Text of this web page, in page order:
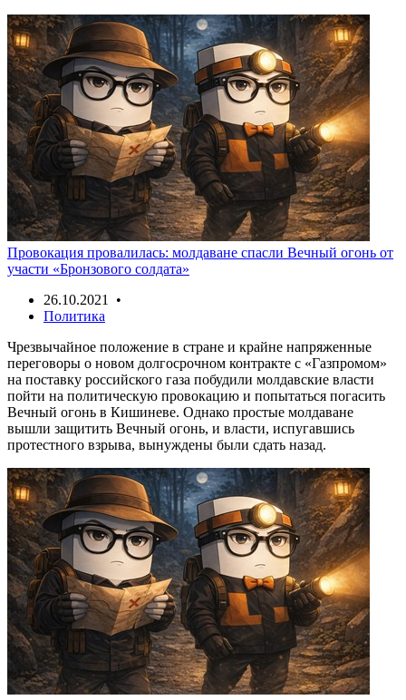
Провокация провалилась: молдаване спасли Вечный огонь от
участи «Бронзового солдата»
26.10.2021 •
Политика
Чрезвычайное положение в стране и крайне напряженные
переговоры о новом долгосрочном контракте с «Газпромом»
на поставку российского газа побудили молдавские власти
пойти на политическую провокацию и попытаться погасить
Вечный огонь в Кишиневе. Однако простые молдаване
вышли защитить Вечный огонь, и власти, испугавшись
протестного взрыва, вынуждены были сдать назад.